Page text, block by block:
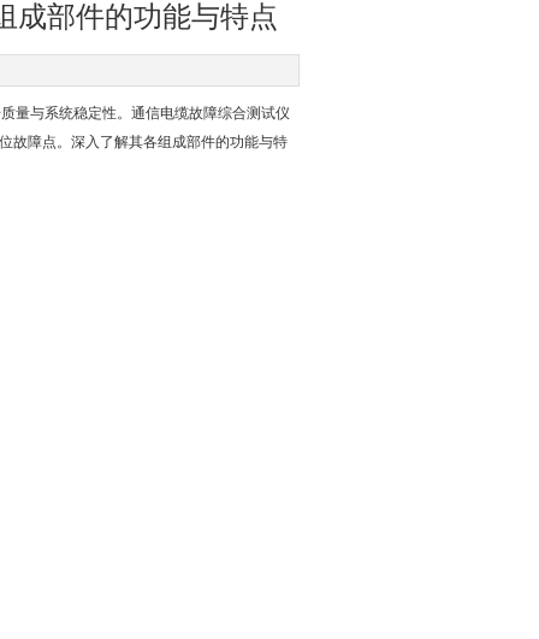
成部件的功能与特点
与系统稳定性。通信电缆故障综合测试仪
故障点。深入了解其各组成部件的功能与特